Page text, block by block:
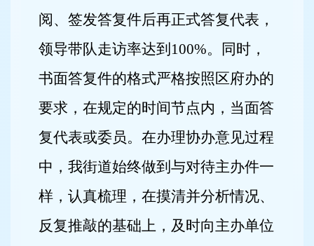
阅、签发答复件后再正式答复代表，
领导带队走访率达到 100%。同时，
书面答复件的格式严格按照区府办的
要求，在规定的时间节点内，当面答
复代表或委员。在办理协办意见过程
中，我街道始终做到与对待主办件一
样，认真梳理，在摸清并分析情况、
反复推敲的基础上，及时向主办单位